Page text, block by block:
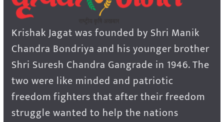
Krishak Jagat was founded by Shri Manik
Chandra Bondriya and his younger brother
Shri Suresh Chandra Gangrade in 1946. The
two were like minded and patriotic
freedom fighters that after their freedom
struggle wanted to help the nations